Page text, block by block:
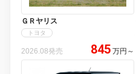
ＧＲヤリス
トヨタ
2026.08発売 845 万円 ～